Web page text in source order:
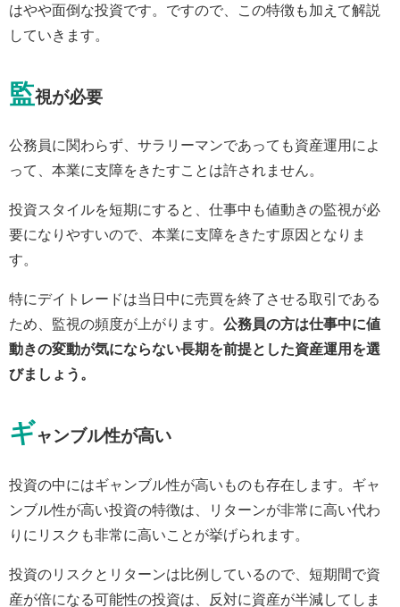
はやや面倒な投資です。ですので、この特徴も加えて解説
していきます。
監視が必要
公務員に関わらず、サラリーマンであっても資産運用によ
って、本業に支障をきたすことは許されません。
投資スタイルを短期にすると、仕事中も値動きの監視が必
要になりやすいので、本業に支障をきたす原因となりま
す。
特にデイトレードは当日中に売買を終了させる取引である
ため、監視の頻度が上がります。 公務員の方は仕事中に値
動きの変動が気にならない長期を前提とした資産運用を選
びましょう。
ギャンブル性が高い
投資の中にはギャンブル性が高いものも存在します。ギャ
ンブル性が高い投資の特徴は、リターンが非常に高い代わ
りにリスクも非常に高いことが挙げられます。
投資のリスクとリターンは比例しているので、短期間で資
産が倍になる可能性の投資は、反対に資産が半減してしま